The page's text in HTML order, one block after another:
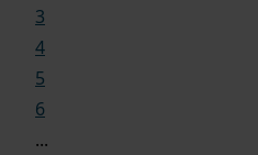
3
4
5
6
...